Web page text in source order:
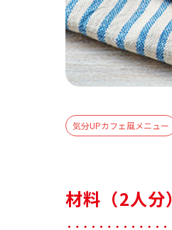
気分UPカフェ風メニュー
材料（2人分）